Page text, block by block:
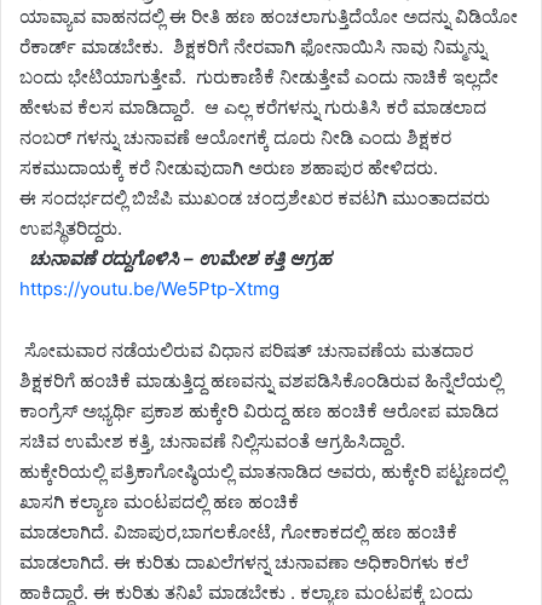
ಯಾವ್ಯಾವ ವಾಹನದಲ್ಲಿ ಈ ರೀತಿ ಹಣ ಹಂಚಲಾಗುತ್ತಿದೆಯೋ ಅದನ್ನು ವಿಡಿಯೋ
ರೆಕಾರ್ಡ್ ಮಾಡಬೇಕು. ಶಿಕ್ಷಕರಿಗೆ ನೇರವಾಗಿ ಫೋನಾಯಿಸಿ ನಾವು ನಿಮ್ಮನ್ನು
ಬಂದು ಭೇಟಿಯಾಗುತ್ತೇವೆ. ಗುರುಕಾಣಿಕೆ ನೀಡುತ್ತೇವೆ ಎಂದು ನಾಚಿಕೆ ಇಲ್ಲದೇ
ಹೇಳುವ ಕೆಲಸ ಮಾಡಿದ್ದಾರೆ. ಆ ಎಲ್ಲ ಕರೆಗಳನ್ನು ಗುರುತಿಸಿ ಕರೆ ಮಾಡಲಾದ
ನಂಬರ್ ಗಳನ್ನು ಚುನಾವಣೆ ಆಯೋಗಕ್ಕೆ ದೂರು ನೀಡಿ ಎಂದು ಶಿಕ್ಷಕರ
ಸಕಮುದಾಯಕ್ಕೆ ಕರೆ ನೀಡುವುದಾಗಿ ಅರುಣ ಶಹಾಪುರ ಹೇಳಿದರು.
ಈ ಸಂದರ್ಭದಲ್ಲಿ ಬಿಜೆಪಿ ಮುಖಂಡ ಚಂದ್ರಶೇಖರ ಕವಟಗಿ ಮುಂತಾದವರು
ಉಪಸ್ಥಿತರಿದ್ದರು.
ಚುನಾವಣೆ ರದ್ದುಗೊಳಿಸಿ – ಉಮೇಶ ಕತ್ತಿ ಆಗ್ರಹ
https://youtu.be/We5Ptp-Xtmg
ಸೋಮವಾರ ನಡೆಯಲಿರುವ ವಿಧಾನ ಪರಿಷತ್ ಚುನಾವಣೆಯ ಮತದಾರ
ಶಿಕ್ಷಕರಿಗೆ ಹಂಚಿಕೆ ಮಾಡುತ್ತಿದ್ದ ಹಣವನ್ನು ವಶಪಡಿಸಿಕೊಂಡಿರುವ ಹಿನ್ನೆಲೆಯಲ್ಲಿ
ಕಾಂಗ್ರೆಸ್ ಅಭ್ಯರ್ಥಿ ಪ್ರಕಾಶ ಹುಕ್ಕೇರಿ ವಿರುದ್ದ ಹಣ ಹಂಚಿಕೆ ಆರೋಪ ಮಾಡಿದ
ಸಚಿವ ಉಮೇಶ ಕತ್ತಿ, ಚುನಾವಣೆ ನಿಲ್ಲಿಸುವಂತೆ ಆಗ್ರಹಿಸಿದ್ದಾರೆ.
ಹುಕ್ಕೇರಿಯಲ್ಲಿ ಪತ್ರಿಕಾಗೋಷ್ಠಿಯಲ್ಲಿ ಮಾತನಾಡಿದ ಅವರು, ಹುಕ್ಕೇರಿ ಪಟ್ಟಣದಲ್ಲಿ
ಖಾಸಗಿ ಕಲ್ಯಾಣ ಮಂಟಪದಲ್ಲಿ ಹಣ ಹಂಚಿಕೆ
ಮಾಡಲಾಗಿದೆ. ವಿಜಾಪುರ,ಬಾಗಲಕೋಟೆ, ಗೋಕಾಕದಲ್ಲಿ ಹಣ ಹಂಚಿಕೆ
ಮಾಡಲಾಗಿದೆ. ಈ ಕುರಿತು ದಾಖಲೆಗಳನ್ನ ಚುನಾವಣಾ ಅಧಿಕಾರಿಗಳು ಕಲೆ
ಹಾಕಿದ್ದಾರೆ. ಈ‌ ಕುರಿತು ತನಿಖೆ ಮಾಡಬೇಕು . ಕಲ್ಯಾಣ ಮಂಟಪಕ್ಕೆ ಬಂದು